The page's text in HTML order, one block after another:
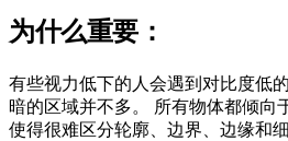
为什么重要：
有些视力低下的人会遇到对比度低
暗的区域并不多。 所有物体都倾向
使得很难区分轮廓、边界、边缘和